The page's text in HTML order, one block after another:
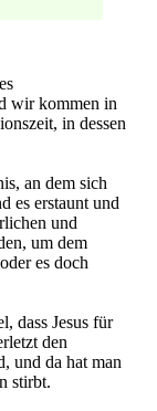
wir kommen in
in dessen
an dem sich
es erstaunt und
und
um dem
es doch
dass Jesus für
den
und da hat man
stirbt.